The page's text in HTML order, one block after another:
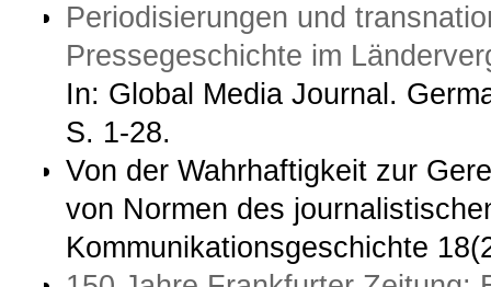
Periodisierungen und
Pressegeschichte im
In: Global Media Journal.
S. 1-28.
Von der Wahrhaftigkeit zur
von Normen des
Kommunikationsgeschichte